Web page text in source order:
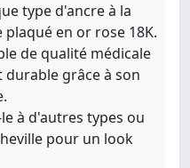
type d'ancre à la
en or rose 18K.
de qualité médicale
durable grâce à son
à d'autres types ou
pour un look